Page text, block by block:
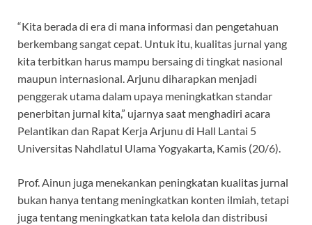
“Kita berada di era di mana informasi dan pengetahuan
berkembang sangat cepat. Untuk itu, kualitas jurnal yang
kita terbitkan harus mampu bersaing di tingkat nasional
maupun internasional. Arjunu diharapkan menjadi
penggerak utama dalam upaya meningkatkan standar
penerbitan jurnal kita,” ujarnya saat menghadiri acara
Pelantikan dan Rapat Kerja Arjunu di Hall Lantai 5
Universitas Nahdlatul Ulama Yogyakarta, Kamis (20/6).
Prof. Ainun juga menekankan peningkatan kualitas jurnal
bukan hanya tentang meningkatkan konten ilmiah, tetapi
juga tentang meningkatkan tata kelola dan distribusi